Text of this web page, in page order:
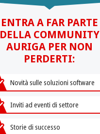
ENTRA A FAR PARTE
DELLA COMMUNITY
AURIGA PER NON
PERDERTI:
Novità sulle soluzioni software
Inviti ad eventi di settore
Storie di successo